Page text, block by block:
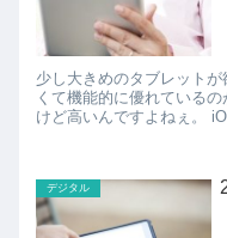
少し大きめのタブレットが欲しく
くて機能的に優れている
けど高いんですよねぇ。 iOSのタブレットじゃないとなると、ほ
デジタル